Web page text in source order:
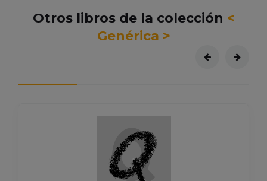
Otros libros de la colección <
Genérica >